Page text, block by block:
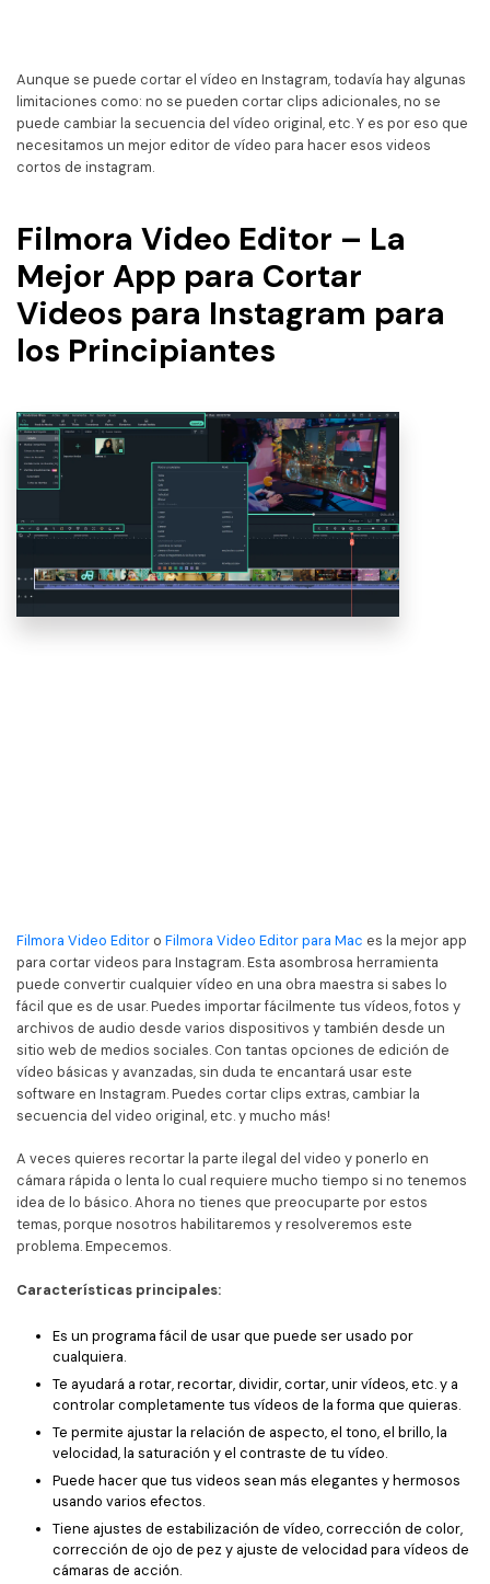
Aunque se puede cortar el vídeo en Instagram, todavía hay algunas
limitaciones como: no se pueden cortar clips adicionales, no se
puede cambiar la secuencia del vídeo original, etc. Y es por eso que
necesitamos un mejor editor de vídeo para hacer esos videos
cortos de instagram.
Filmora Video Editor – La
Mejor App para Cortar
Videos para Instagram para
los Principiantes
Filmora Video Editor o Filmora Video Editor para Mac es la mejor app
para cortar videos para Instagram. Esta asombrosa herramienta
puede convertir cualquier vídeo en una obra maestra si sabes lo
fácil que es de usar. Puedes importar fácilmente tus vídeos, fotos y
archivos de audio desde varios dispositivos y también desde un
sitio web de medios sociales. Con tantas opciones de edición de
vídeo básicas y avanzadas, sin duda te encantará usar este
software en Instagram. Puedes cortar clips extras, cambiar la
secuencia del video original, etc. y mucho más!
A veces quieres recortar la parte ilegal del video y ponerlo en
cámara rápida o lenta lo cual requiere mucho tiempo si no tenemos
idea de lo básico. Ahora no tienes que preocuparte por estos
temas, porque nosotros habilitaremos y resolveremos este
problema. Empecemos.
Características principales:
Es un programa fácil de usar que puede ser usado por
cualquiera.
Te ayudará a rotar, recortar, dividir, cortar, unir vídeos, etc. y a
controlar completamente tus vídeos de la forma que quieras.
Te permite ajustar la relación de aspecto, el tono, el brillo, la
velocidad, la saturación y el contraste de tu vídeo.
Puede hacer que tus videos sean más elegantes y hermosos
usando varios efectos.
Tiene ajustes de estabilización de vídeo, corrección de color,
corrección de ojo de pez y ajuste de velocidad para vídeos de
cámaras de acción.